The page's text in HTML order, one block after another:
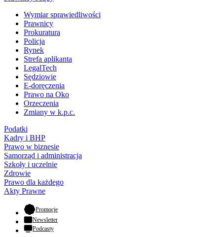
Wymiar sprawiedliwości
Prawnicy
Prokuratura
Policja
Rynek
Strefa aplikanta
LegalTech
Sędziowie
E-doręczenia
Prawo na Oko
Orzeczenia
Zmiany w k.p.c.
Podatki
Kadry i BHP
Prawo w biznesie
Samorząd i administracja
Szkoły i uczelnie
Zdrowie
Prawo dla każdego
Akty Prawne
Promocje- otwiera się w nowej karcie
Newsletter
Podcasty